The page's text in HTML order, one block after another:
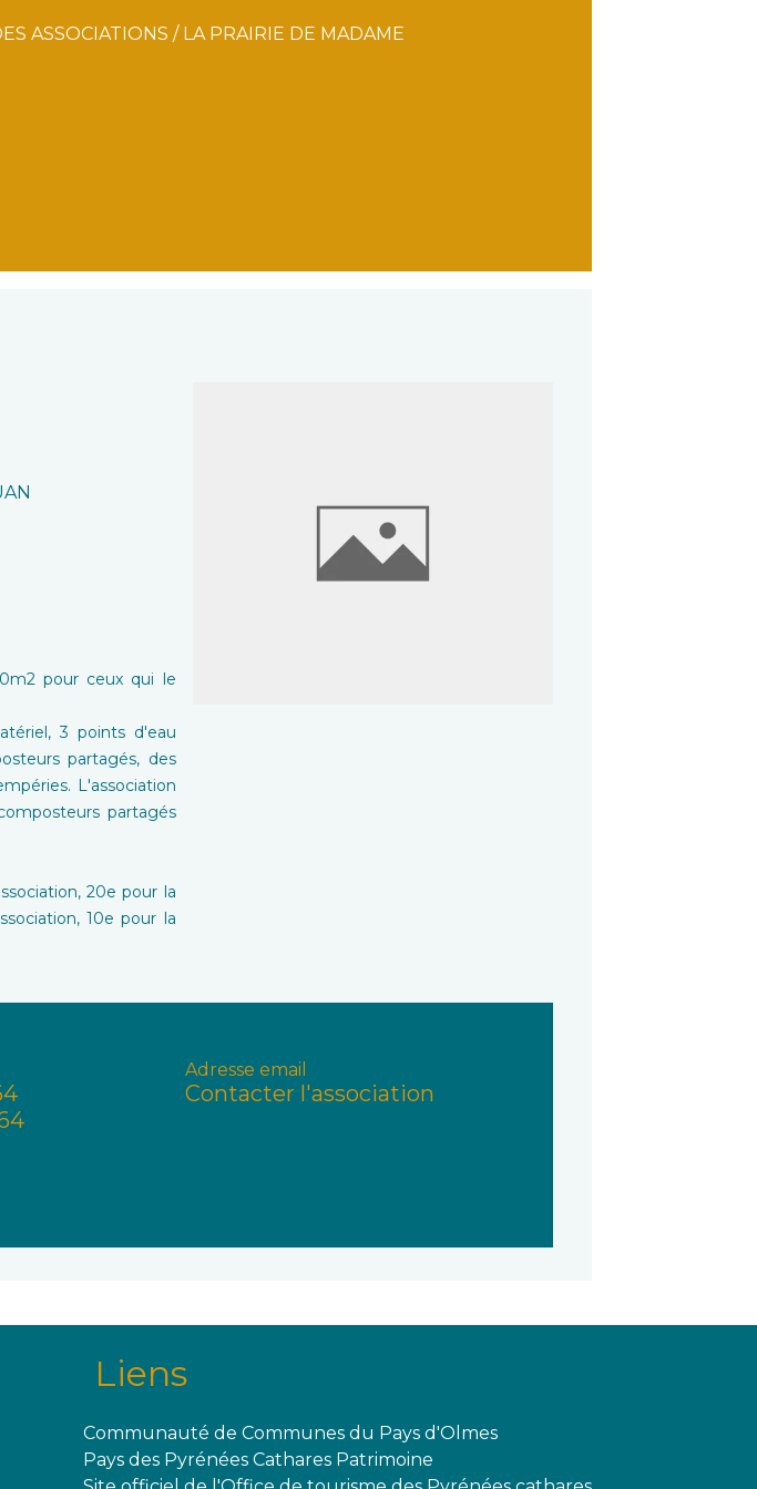
ASSOCIATIONS / LA PRAIRIE DE MADAME
pour ceux qui le
3 points d'eau
partagés, des
L'association
partagés
20e pour la
10e pour la
Adresse email
Contacter l'association
Liens
Communauté de Communes du Pays d'Olmes
Pays des Pyrénées Cathares Patrimoine